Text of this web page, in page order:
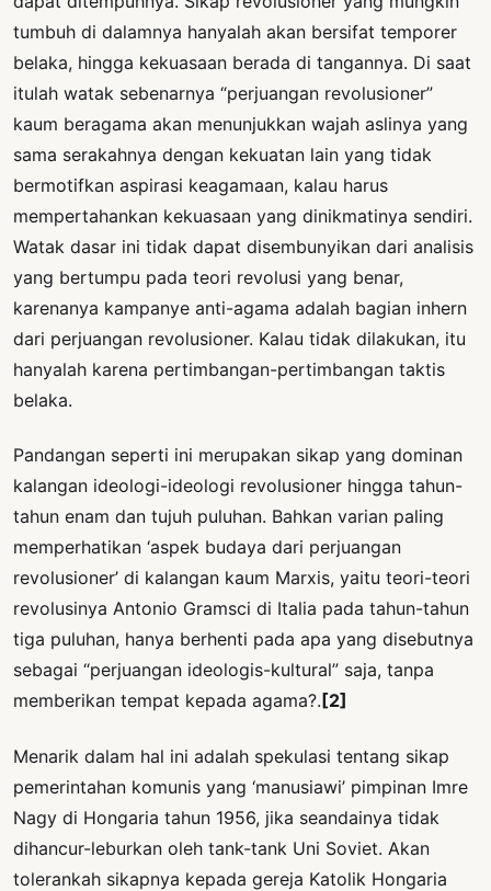
tumbuh di dalamnya hanyalah akan bersifat temporer
belaka, hingga kekuasaan berada di tangannya. Di saat
itulah watak sebenarnya “perjuangan revolusioner”
kaum beragama akan menunjukkan wajah aslinya yang
sama serakahnya dengan kekuatan lain yang tidak
bermotifkan aspirasi keagamaan, kalau harus
mempertahankan kekuasaan yang dinikmatinya sendiri.
Watak dasar ini tidak dapat disembunyikan dari analisis
yang bertumpu pada teori revolusi yang benar,
karenanya kampanye anti-agama adalah bagian inhern
dari perjuangan revolusioner. Kalau tidak dilakukan, itu
hanyalah karena pertimbangan-pertimbangan taktis
belaka.
Pandangan seperti ini merupakan sikap yang dominan
kalangan ideologi-ideologi revolusioner hingga tahun-
tahun enam dan tujuh puluhan. Bahkan varian paling
memperhatikan ‘aspek budaya dari perjuangan
revolusioner’ di kalangan kaum Marxis, yaitu teori-teori
revolusinya Antonio Gramsci di Italia pada tahun-tahun
tiga puluhan, hanya berhenti pada apa yang disebutnya
sebagai “perjuangan ideologis-kultural” saja, tanpa
memberikan tempat kepada agama?. [2]
Menarik dalam hal ini adalah spekulasi tentang sikap
pemerintahan komunis yang ‘manusiawi’ pimpinan Imre
Nagy di Hongaria tahun 1956, jika seandainya tidak
dihancur-leburkan oleh tank-tank Uni Soviet. Akan
tolerankah sikapnya kepada gereja Katolik Hongaria